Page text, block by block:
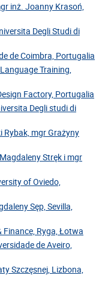
inż. Joanny Krasoń,
Degli Studi di
de Coimbra, Portugalia
Training,
Factory, Portugalia
Degli studi di
Rybak, mgr Grażyny
Stręk i mgr
of Oviedo,
Sęp, Sevilla,
Finance, Ryga, Łotwa
de Aveiro,
Szczęsnej, Lizbona,